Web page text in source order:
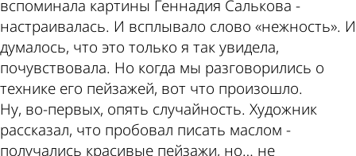
вспоминала картины Геннадия Салькова -
настраивалась. И всплывало слово «нежность». И
думалось, что это только я так увидела,
почувствовала. Но когда мы разговорились о
технике его пейзажей, вот что произошло.
Ну, во-первых, опять случайность. Художник
рассказал, что пробовал писать маслом -
получались красивые пейзажи, но… не